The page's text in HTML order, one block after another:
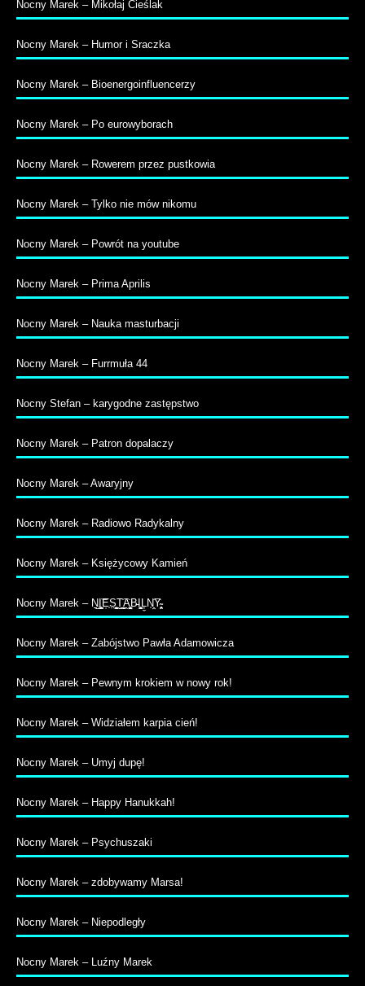
Nocny Marek – Mikołaj Cieślak
Nocny Marek – Humor i Sraczka
Nocny Marek – Bioenergoinfluencerzy
Nocny Marek – Po eurowyborach
Nocny Marek – Rowerem przez pustkowia
Nocny Marek – Tylko nie mów nikomu
Nocny Marek – Powrót na youtube
Nocny Marek – Prima Aprilis
Nocny Marek – Nauka masturbacji
Nocny Marek – Furrmuła 44
Nocny Stefan – karygodne zastępstwo
Nocny Marek – Patron dopalaczy
Nocny Marek – Awaryjny
Nocny Marek – Radiowo Radykalny
Nocny Marek – Księżycowy Kamień
Nocny Marek – N̠̲I͚̠̝̭͝E̹̩S̤̺̹̦̮͉͍T̬͇̭͉̖͡A̭͔̳̪̳̟̤B̵I̧̦̫͕̹̰ͅĻ̼N̩̞̤͡Y̴̹̥̜̭͕̱
Nocny Marek – Zabójstwo Pawła Adamowicza
Nocny Marek – Pewnym krokiem w nowy rok!
Nocny Marek – Widziałem karpia cień!
Nocny Marek – Umyj dupę!
Nocny Marek – Happy Hanukkah!
Nocny Marek – Psychuszaki
Nocny Marek – zdobywamy Marsa!
Nocny Marek – Niepodległy
Nocny Marek – Luźny Marek